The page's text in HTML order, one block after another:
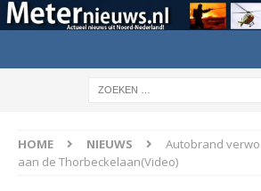
HOME NIEUWS
Autobrand
aan de Thorbeckelaan(Video)